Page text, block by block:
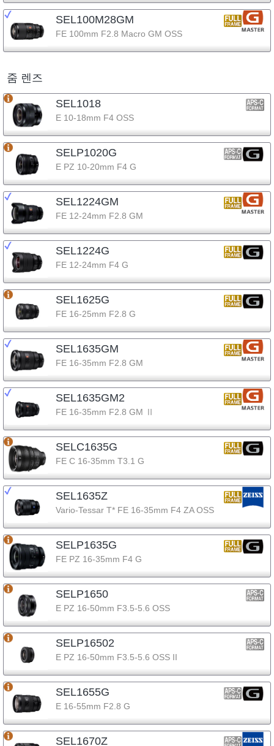
SEL100M28GM
FE 100mm F2.8 Macro GM OSS
줌 렌즈
SEL1018
E 10-18mm F4 OSS
SELP1020G
E PZ 10-20mm F4 G
SEL1224GM
FE 12-24mm F2.8 GM
SEL1224G
FE 12-24mm F4 G
SEL1625G
FE 16-25mm F2.8 G
SEL1635GM
FE 16-35mm F2.8 GM
SEL1635GM2
FE 16-35mm F2.8 GM Ⅱ
SELC1635G
FE C 16-35mm T3.1 G
SEL1635Z
Vario-Tessar T* FE 16-35mm F4 ZA OSS
SELP1635G
FE PZ 16-35mm F4 G
SELP1650
E PZ 16-50mm F3.5-5.6 OSS
SELP16502
E PZ 16-50mm F3.5-5.6 OSS II
SEL1655G
E 16-55mm F2.8 G
SEL1670Z